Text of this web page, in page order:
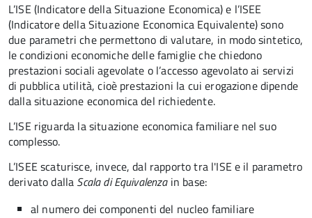
L’ISE (Indicatore della Situazione Economica) e l’ISEE
(Indicatore della Situazione Economica Equivalente) sono
due parametri che permettono di valutare, in modo sintetico,
le condizioni economiche delle famiglie che chiedono
prestazioni sociali agevolate o l’accesso agevolato ai servizi
di pubblica utilità, cioè prestazioni la cui erogazione dipende
dalla situazione economica del richiedente.
L’ISE riguarda la situazione economica familiare nel suo
complesso.
L’ISEE scaturisce, invece, dal rapporto tra l'ISE e il parametro
derivato dalla Scala di Equivalenza in base:
al numero dei componenti del nucleo familiare